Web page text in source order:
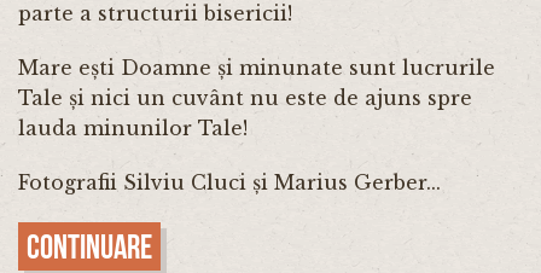
parte a structurii bisericii!
Mare ești Doamne și minunate sunt lucrurile
Tale și nici un cuvânt nu este de ajuns spre
lauda minunilor Tale!
Fotografii Silviu Cluci și Marius Gerber...
Continuare